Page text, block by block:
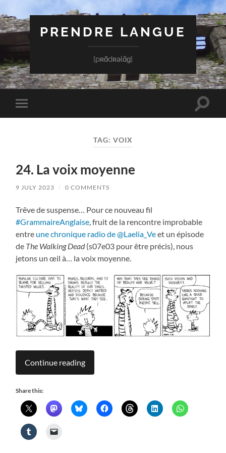
PRENDRE LANGUE
[pʀɑ̃dʀəlɑ̃ɡ]
Toggle
mobile
Toggle
TAG: VOIX
24. La voix moyenne
9 JULY 2023 / 0 COMMENTS
Trêve de suspense… Pour ce nouveau fil
#GrammaireAnglaise, fruit de la rencontre improbable
entre une chronique radio de @Laelia_Veet un épisode
de The Walking Dead(s07e03 pour être précis), nous
jetons un œil à… la voix moyenne.
Continue reading
Share this: